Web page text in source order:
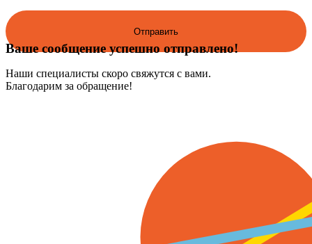
Ваше сообщение успешно отправлено!
Наши специалисты скоро свяжутся с вами.
Благодарим за обращение!